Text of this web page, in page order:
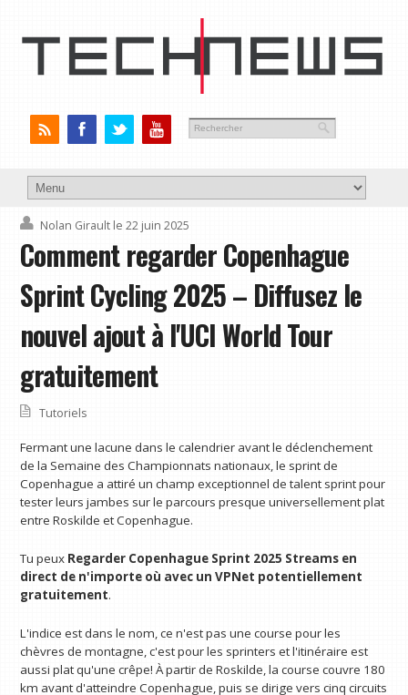
Nolan Girault le 22 juin 2025
Comment regarder Copenhague
Sprint Cycling 2025 – Diffusez le
nouvel ajout à l'UCI World Tour
gratuitement
Tutoriels
Fermant une lacune dans le calendrier avant le déclenchement
de la Semaine des Championnats nationaux, le sprint de
Copenhague a attiré un champ exceptionnel de talent sprint pour
tester leurs jambes sur le parcours presque universellement plat
entre Roskilde et Copenhague.
Tu peux Regarder Copenhague Sprint 2025 Streams en
direct de n'importe où avec un VPNet potentiellement
gratuitement.
L'indice est dans le nom, ce n'est pas une course pour les
chèvres de montagne, c'est pour les sprinters et l'itinéraire est
aussi plat qu'une crêpe! À partir de Roskilde, la course couvre 180
km avant d'atteindre Copenhague, puis se dirige vers cinq circuits